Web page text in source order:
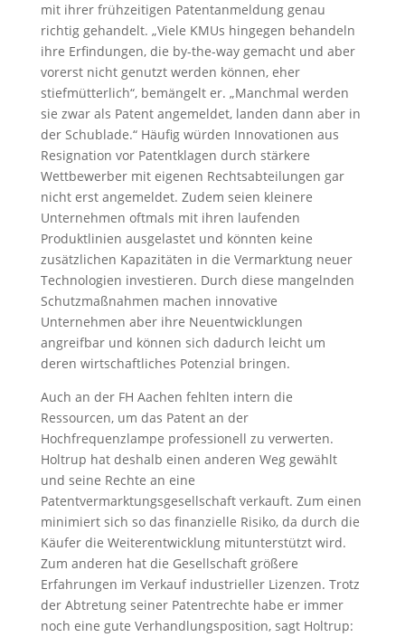
mit ihrer frühzeitigen Patentanmeldung genau
richtig gehandelt. „Viele KMUs hingegen behandeln
ihre Erfindungen, die by-the-way gemacht und aber
vorerst nicht genutzt werden können, eher
stiefmütterlich“, bemängelt er. „Manchmal werden
sie zwar als Patent angemeldet, landen dann aber in
der Schublade.“ Häufig würden Innovationen aus
Resignation vor Patentklagen durch stärkere
Wettbewerber mit eigenen Rechtsabteilungen gar
nicht erst angemeldet. Zudem seien kleinere
Unternehmen oftmals mit ihren laufenden
Produktlinien ausgelastet und könnten keine
zusätzlichen Kapazitäten in die Vermarktung neuer
Technologien investieren. Durch diese mangelnden
Schutzmaßnahmen machen innovative
Unternehmen aber ihre Neuentwicklungen
angreifbar und können sich dadurch leicht um
deren wirtschaftliches Potenzial bringen.
Auch an der FH Aachen fehlten intern die
Ressourcen, um das Patent an der
Hochfrequenzlampe professionell zu verwerten.
Holtrup hat deshalb einen anderen Weg gewählt
und seine Rechte an eine
Patentvermarktungsgesellschaft verkauft. Zum einen
minimiert sich so das finanzielle Risiko, da durch die
Käufer die Weiterentwicklung mitunterstützt wird.
Zum anderen hat die Gesellschaft größere
Erfahrungen im Verkauf industrieller Lizenzen. Trotz
der Abtretung seiner Patentrechte habe er immer
noch eine gute Verhandlungsposition, sagt Holtrup: